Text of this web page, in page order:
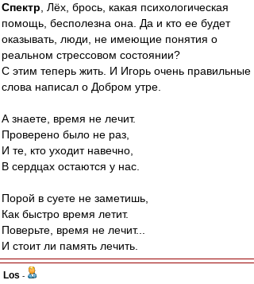
Спектр , Лёх, брось, какая психологическая
помощь, бесполезна она. Да и кто ее будет
оказывать, люди, не имеющие понятия о
реальном стрессовом состоянии?
С этим теперь жить. И Игорь очень правильные
слова написал о Добром утре.
А знаете, время не лечит.
Проверено было не раз,
И те, кто уходит навечно,
В сердцах остаются у нас.
Порой в суете не заметишь,
Как быстро время летит.
Поверьте, время не лечит...
И стоит ли память лечить.
Los -